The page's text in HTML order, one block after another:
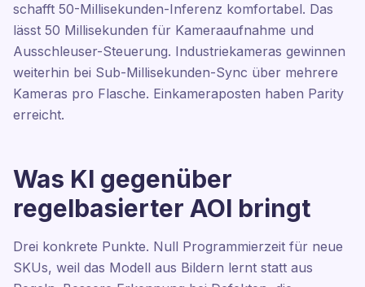
schafft 50-Millisekunden-Inferenz komfortabel. Das
lässt 50 Millisekunden für Kameraaufnahme und
Ausschleuser-Steuerung. Industriekameras gewinnen
weiterhin bei Sub-Millisekunden-Sync über mehrere
Kameras pro Flasche. Einkameraposten haben Parity
erreicht.
Was KI gegenüber
regelbasierter AOI bringt
Drei konkrete Punkte. Null Programmierzeit für neue
SKUs, weil das Modell aus Bildern lernt statt aus